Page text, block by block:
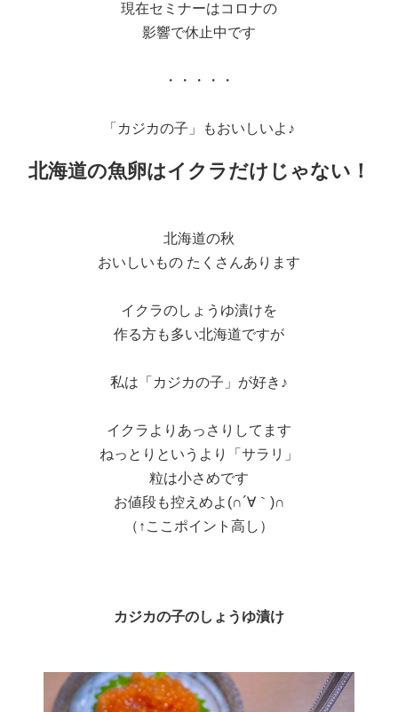
現在セミナーはコロナの
影響で休止中です
・・・・・
「カジカの子」もおいしいよ♪
北海道の魚卵はイクラだけじゃない！
北海道の秋
おいしいもの たくさんあります
イクラのしょうゆ漬けを
作る方も多い北海道ですが
私は「カジカの子」が好き♪
イクラよりあっさりしてます
ねっとりというより「サラリ」
粒は小さめです
お値段も控えめよ(∩´∀｀)∩
（↑ここポイント高し）
カジカの子のしょうゆ漬け